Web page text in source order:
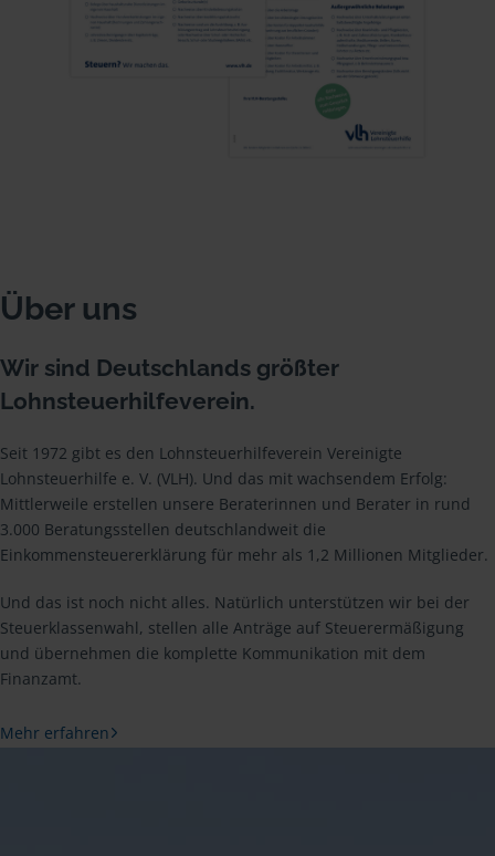
Über uns
Wir sind Deutschlands größter
Lohnsteuerhilfeverein.
Seit 1972 gibt es den Lohnsteuerhilfeverein Vereinigte
Lohnsteuerhilfe e. V. (VLH). Und das mit wachsendem Erfolg:
Mittlerweile erstellen unsere Beraterinnen und Berater in rund
3.000 Beratungsstellen deutschlandweit die
Einkommensteuererklärung für mehr als 1,2 Millionen Mitglieder.
Und das ist noch nicht alles. Natürlich unterstützen wir bei der
Steuerklassenwahl, stellen alle Anträge auf Steuerermäßigung
und übernehmen die komplette Kommunikation mit dem
Finanzamt.
Mehr erfahren